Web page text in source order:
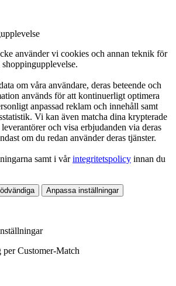
använder vi cookies och annan teknik för
om våra användare, deras beteende och
används för att kontinuerligt optimera
anpassad reklam och innehåll samt
Vi kan även matcha dina krypterade
och visa erbjudanden via deras
om du redan använder deras tjänster.
samt i vårintegritetspolicy innan du
Anpassa inställningar
Customer-Match